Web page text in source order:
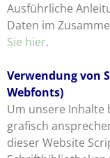
Ausführliche
Daten im
Sie hier.
Verwendung von
Webfonts)
Um unsere
grafisch
dieser Website